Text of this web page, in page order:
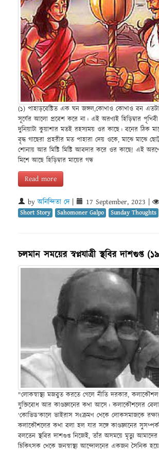
(১) পাহাড়বেষ্টিত এক ঘন জঙ্গল,কোথাও কোথাও বন
সূর্যের আলো প্রবেশ করে না। এই অরণ্যই হিড়িম্বার
দুনিয়াটা কুয়াশার মতই রহস্যময় ওর কাছে। বনের ঠিক
বৃদ্ধ গাছেরা প্রহরীর মত পাহারা দেয় ওকে, মাঝে মাঝে
শোনায় আর মিষ্টি মিষ্টি আবদার করে ওর কাছে! এই
মিশে আছে হিড়িম্বার মায়ের গন্ধ
Read more
byঅনিন্দিতা দে| 17 September, 2023 |
Short Story Sahomoner Galpo Sunday Thoughts
চলমান সময়ের স্বপ্নযাত্রী স্থবির দাশগুপ্ত
"লোকস্বাস্থ্য মজবুত করতে গেলে নীতি দরকার,
যুক্তিবোধ আর কাণ্ডজ্ঞানের কথা আসে। কলাকৌশলের
‘কোভিড’কালে ভাইরাস সংক্রমণ থেকে লোকসমাজকে
কলাকৌশলের কথা বলা হল যার সঙ্গে কাণ্ডজ্ঞানের
বলতেন স্থবির দাশগুপ্ত নিজেই, তাঁর অসময়ে মৃত্যু
চিকিৎসক থেকে জনস্বাস্থ্য আন্দোলনের একজন সৈনিক